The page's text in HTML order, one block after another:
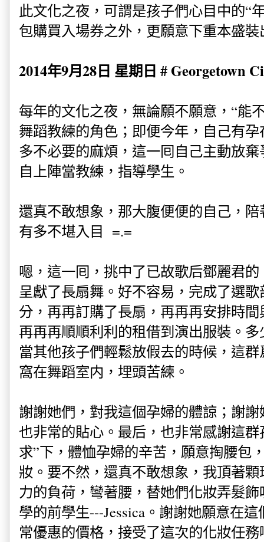
此文化之夜，可謂是孩子們心目中的“
包購買入場券之外，更願意下重本盛
2014年9月28日 星期日 # Georgetown
每年的文化之夜，無論願不願意，“能
舞蹈教練的角色；即便今年，自己有
多不必要的麻煩，這一囘自己主動放
自上陣當教練，指導學生。
還真不敢想象，那大腹便便的自己，
有多不堪入目 =.=
嗯，這一囘，挑中了已故歌后鄧麗君
呈獻了長扇舞。好不容易，完成了選
分，再再訂購了長扇，再再再安排時
再再再順順利利的租借到演出服裝。
當其他孩子們輕鬆放假去的時候，這
窩在舞蹈室内，埋頭苦練。
謝謝她們，對我這個孕婦的體諒；謝
也非常的貼心。最后，也非常感謝這
求”下，體恤孕婦的辛苦，願意掏腰包
妝。要不然，還真不敢想象，我頂著
力的負荷，彎著腰，替她們化妝弄髮
學的前學生---Jessica。謝謝她願意在
常優惠的價格，接受了這次的化妝任